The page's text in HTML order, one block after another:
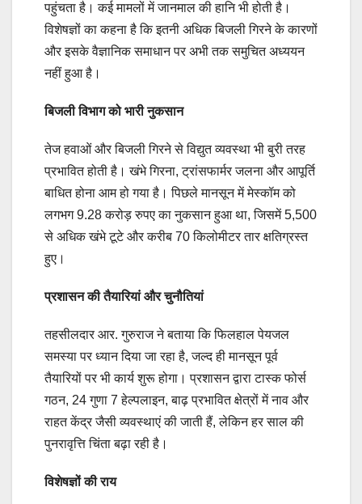
पहुंचता है। कई मामलों में जानमाल की हानि भी होती है।
विशेषज्ञों का कहना है कि इतनी अधिक बिजली गिरने के कारणों
और इसके वैज्ञानिक समाधान पर अभी तक समुचित अध्ययन
नहीं हुआ है।
बिजली विभाग को भारी नुकसान
तेज हवाओं और बिजली गिरने से विद्युत व्यवस्था भी बुरी तरह
प्रभावित होती है। खंभे गिरना, ट्रांसफार्मर जलना और आपूर्ति
बाधित होना आम हो गया है। पिछले मानसून में मेस्कॉम को
लगभग 9.28 करोड़ रुपए का नुकसान हुआ था, जिसमें 5,500
से अधिक खंभे टूटे और करीब 70 किलोमीटर तार क्षतिग्रस्त
हुए।
प्रशासन की तैयारियां और चुनौतियां
तहसीलदार आर. गुरुराज ने बताया कि फिलहाल पेयजल
समस्या पर ध्यान दिया जा रहा है, जल्द ही मानसून पूर्व
तैयारियों पर भी कार्य शुरू होगा। प्रशासन द्वारा टास्क फोर्स
गठन, 24 गुणा 7 हेल्पलाइन, बाढ़ प्रभावित क्षेत्रों में नाव और
राहत केंद्र जैसी व्यवस्थाएं की जाती हैं, लेकिन हर साल की
पुनरावृत्ति चिंता बढ़ा रही है।
विशेषज्ञों की राय